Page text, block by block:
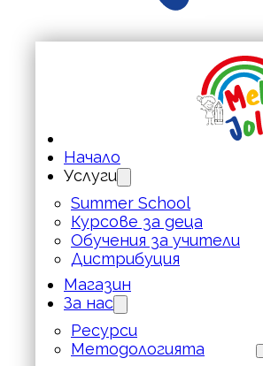
Начало
Услуги
Summer School
Курсове за деца
Обучения за учители
Дистрибуция
Магазин
За нас
Ресурси
Методологията